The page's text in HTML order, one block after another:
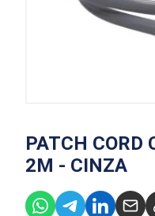
PATCH CORD
2M - CINZA